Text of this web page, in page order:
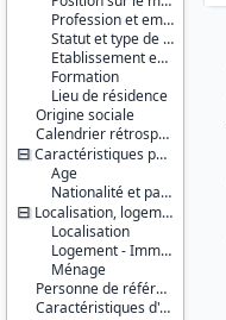
Profession et employeur principaux
Statut et type de contrat
Etablissement employeur
Formation
Lieu de résidence
Origine sociale
Calendrier rétrospectif d'activité
Caractéristiques personnelles
Age
Nationalité et pays de naissance
Localisation, logement, ménage
Localisation
Logement - Immeuble
Ménage
Personne de référence du ménage
Caractéristiques d'enquête
métropolitaine
Producteur :
INSEE
Diffuseur :
Progedo-
Adisp